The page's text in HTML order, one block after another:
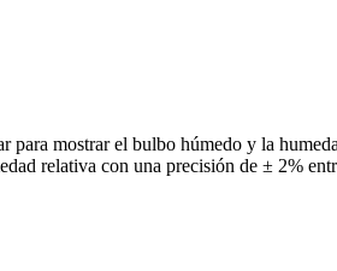
mostrar el bulbo húmedo y la
relativa con una precisión de ± 2%